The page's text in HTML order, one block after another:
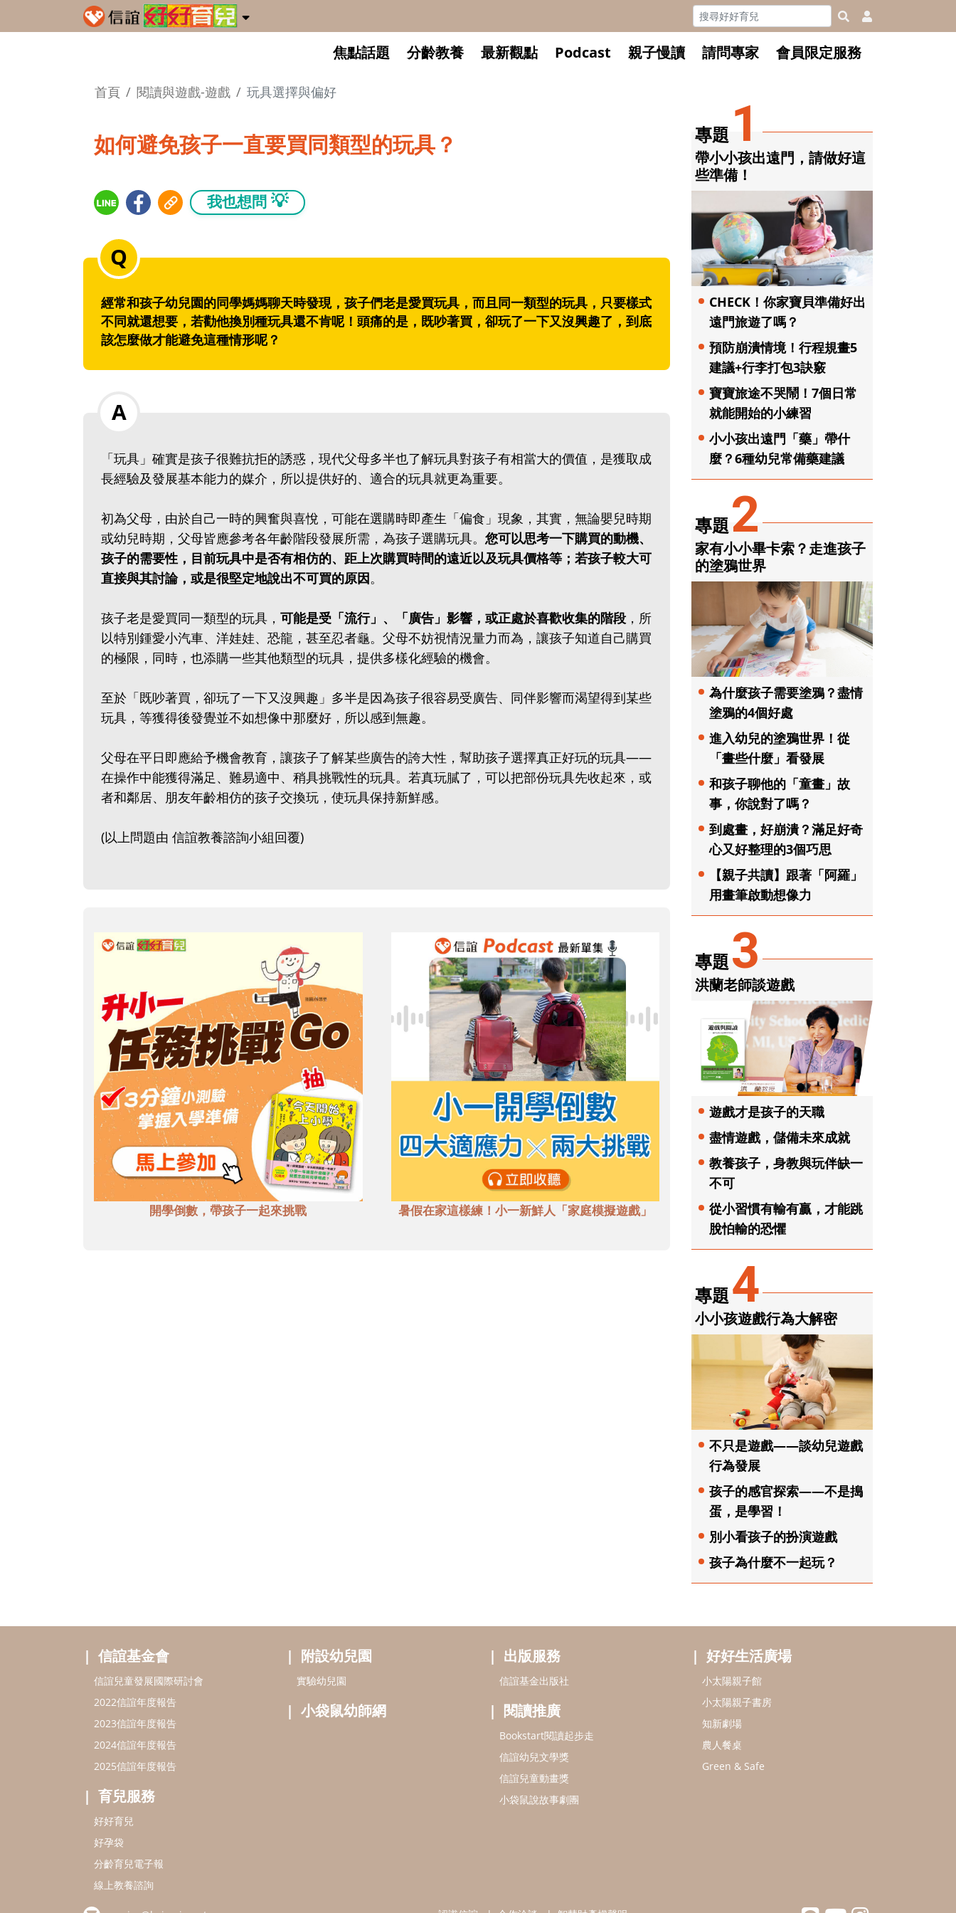
焦點話題 分齡教養 最新觀點 Podcast 親子慢讀 請問專家 會員限定服務
首頁 閱讀與遊戲-遊戲 玩具選擇與偏好
如何避免孩子一直要買同類型的玩具？
我也想問 💡
經常和孩子幼兒園的同學媽媽聊天時發現，孩子們老是愛買玩具，而且同一類型的玩具，只要樣式
不同就還想要，若勸他換別種玩具還不肯呢！頭痛的是，既吵著買，卻玩了一下又沒興趣了，到底
該怎麼做才能避免這種情形呢？
「玩具」確實是孩子很難抗拒的誘惑，現代父母多半也了解玩具對孩子有相當大的價值，是獲取成
長經驗及發展基本能力的媒介，所以提供好的、適合的玩具就更為重要。
初為父母，由於自己一時的興奮與喜悅，可能在選購時即產生「偏食」現象，其實，無論嬰兒時期
或幼兒時期，父母皆應參考各年齡階段發展所需，為孩子選購玩具。 您可以思考一下購買的動機、
孩子的需要性，目前玩具中是否有相仿的、距上次購買時間的遠近以及玩具價格等；若孩子較大可
直接與其討論，或是很堅定地說出不可買的原因。
孩子老是愛買同一類型的玩具， 可能是受「流行」、「廣告」影響，或正處於喜歡收集的階段 ，所
以特別鍾愛小汽車、洋娃娃、恐龍，甚至忍者龜。父母不妨視情況量力而為，讓孩子知道自己購買
的極限，同時，也添購一些其他類型的玩具，提供多樣化經驗的機會。
至於「既吵著買，卻玩了一下又沒興趣」多半是因為孩子很容易受廣告、同伴影響而渴望得到某些
玩具，等獲得後發覺並不如想像中那麼好，所以感到無趣。
父母在平日即應給予機會教育，讓孩子了解某些廣告的誇大性，幫助孩子選擇真正好玩的玩具——
在操作中能獲得滿足、難易適中、稍具挑戰性的玩具。若真玩膩了，可以把部份玩具先收起來，或
者和鄰居、朋友年齡相仿的孩子交換玩，使玩具保持新鮮感。
(以上問題由 信誼教養諮詢小組回覆)
開學倒數，帶孩子一起來挑戰 暑假在家這樣練！小一新鮮人「家庭模擬遊戲」
專題 1
帶小小孩出遠門，請做好這
些準備！
CHECK！你家寶貝準備好出
遠門旅遊了嗎？
預防崩潰情境！行程規畫5
建議+行李打包3訣竅
寶寶旅途不哭鬧！7個日常
就能開始的小練習
小小孩出遠門「藥」帶什
麼？6種幼兒常備藥建議
專題2
家有小小畢卡索？走進孩子
的塗鴉世界
為什麼孩子需要塗鴉？盡情
塗鴉的4個好處
進入幼兒的塗鴉世界！從
「畫些什麼」看發展
和孩子聊他的「童畫」故
事，你說對了嗎？
到處畫，好崩潰？滿足好奇
心又好整理的3個巧思
【親子共讀】跟著「阿羅」
用畫筆啟動想像力
專題3
洪蘭老師談遊戲
遊戲才是孩子的天職
盡情遊戲，儲備未來成就
教養孩子，身教與玩伴缺一
不可
從小習慣有輸有贏，才能跳
脫怕輸的恐懼
專題4
小小孩遊戲行為大解密
不只是遊戲——談幼兒遊戲
行為發展
孩子的感官探索——不是搗
蛋，是學習！
別小看孩子的扮演遊戲
孩子為什麼不一起玩？
信誼基金會
信誼兒童發展國際研討會
2022信誼年度報告
2023信誼年度報告
2024信誼年度報告
2025信誼年度報告
育兒服務
好好育兒
好孕袋
分齡育兒電子報
線上教養諮詢
附設幼兒園
實驗幼兒園
小袋鼠幼師網
出版服務
信誼基金出版社
閱讀推廣
Bookstart閱讀起步走
信誼幼兒文學獎
信誼兒童動畫獎
小袋鼠說故事劇團
好好生活廣場
小太陽親子館
小太陽親子書房
知新劇場
農人餐桌
Green & Safe